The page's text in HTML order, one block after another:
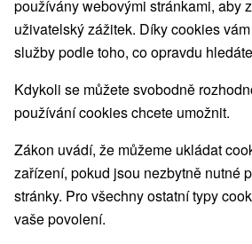
Vyberte lokalitu nebo termín
Nejprodávanější
Obce a města
Bešeňová(2)
používány webovými stránkami, aby
uživatelský zážitek. Díky cookies
služby podle toho, co opravdu
Kdykoli se můžete svobodně
používání cookies chcete umožnit.
Zákon uvádí, že můžeme ukládat
zařízení, pokud jsou nezbytně nutné
stránky. Pro všechny ostatní typy
vaše povolení.